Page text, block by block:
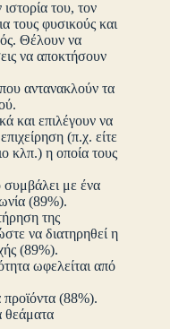
του, τον
τους φυσικούς και
Θέλουν να
να αποκτήσουν
αντανακλούν τα
και επιλέγουν να
(π.χ. είτε
κλπ.) η οποία τους
συμβάλει με ένα
(89%).
της
να διατηρηθεί η
(89%).
ωφελείται από
(88%).
θεάματα